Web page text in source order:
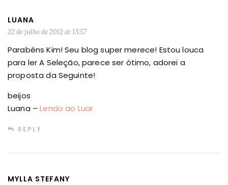
LUANA
22 de julho de 2012 at 13:57
Parabéns Kim! Seu blog super merece! Estou louca
para ler A Seleção, parece ser ótimo, adorei a
proposta da Seguinte!
beijos
Luana –Lendo ao Luar
REPLY
MYLLA STEFANY